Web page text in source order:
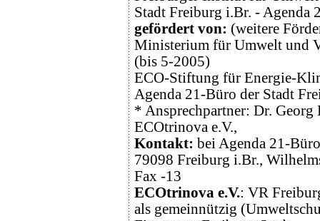
Stadt Freiburg i.Br. - Agenda
gefördert von: (weitere
Ministerium für Umwelt und
(bis 5-2005)
ECO-Stiftung für Energie-
Agenda 21-Büro der Stadt
* Ansprechpartner: Dr. Georg
ECOtrinova e.V.,
Kontakt: bei Agenda 21-
79098 Freiburg i.Br.,
Fax -13
ECOtrinova e.V.: VR
als gemeinnützig